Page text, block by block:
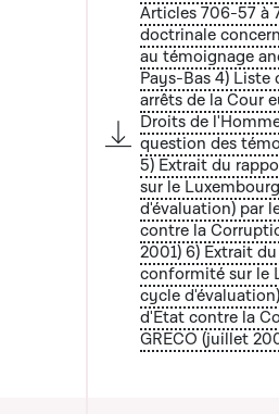
la liste qui précèdeArticles 706-57 à
doctrinale
au témoignage
Pays-Bas 4) Liste
arrêts de la Cour
Droits de
question des
5) Extrait du
sur le
d'évaluation) par
contre la
2001) 6) Extrait
conformité sur le
cycle
d'Etat contre la
GRECO (juillet